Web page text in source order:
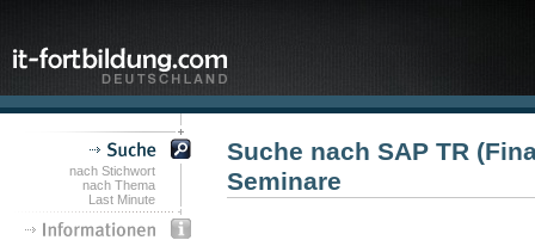
nach Stichwort
nach Thema
Last Minute
Suche nach SAP TR
Seminare